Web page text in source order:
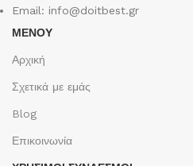
Email: info@doitbest.gr
ΜΕΝΟΥ
Αρχική
Σχετικά με εμάς
Blog
Επικοινωνία